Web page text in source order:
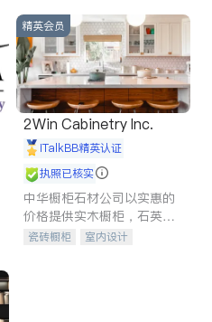
精英会员
2Win Cabinetry Inc.
iTalkBB精英认证
执照已核实
中华橱柜石材公司以实惠的
价格提供实木橱柜，石英石
台面，多种优质不锈钢水
瓷砖橱柜
室内设计